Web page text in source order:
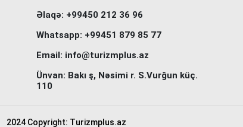
Əlaqə: +99450 212 36 96
Whatsapp: +99451 879 85 77
Email: info@turizmplus.az
Ünvan: Bakı ş, Nəsimi r. S.Vurğun küç.
110
2024 Copyright: Turizmplus.az